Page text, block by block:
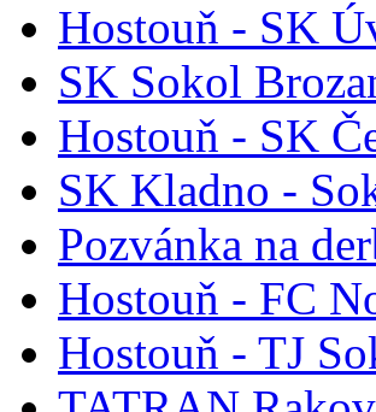
Hostouň - SK
SK Sokol
Hostouň - SK
SK Kladno -
Pozvánka na
Hostouň - FC
Hostouň - TJ